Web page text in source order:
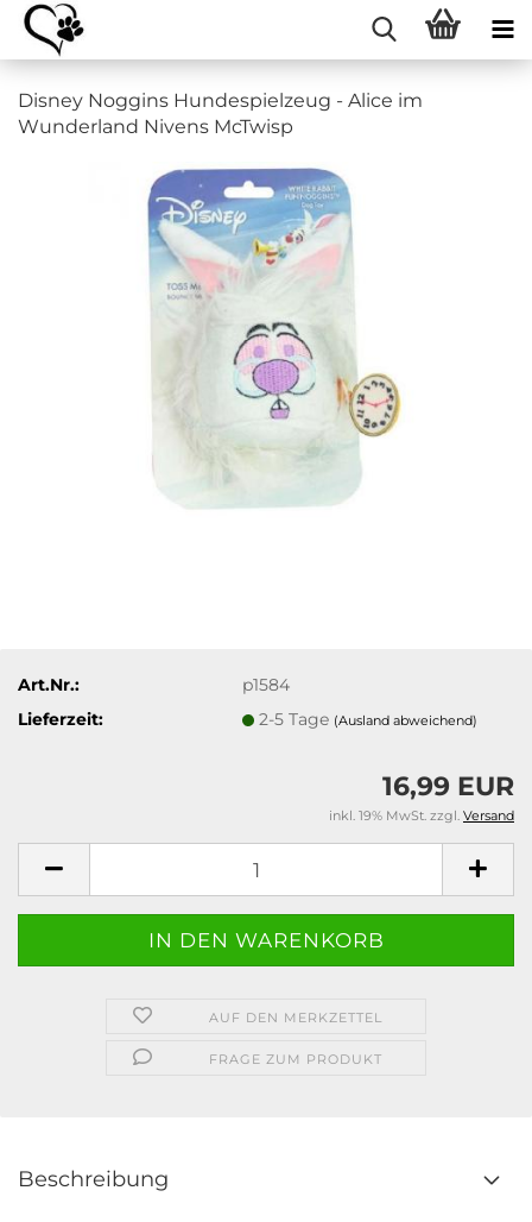
Disney Noggins Hundespielzeug - Alice im
Wunderland Nivens McTwisp
Art.Nr.:
p1584
Lieferzeit:
2-5 Tage (Ausland abweichend)
16,99 EUR
inkl. 19% MwSt. zzgl. Versand
AUF DEN MERKZETTEL
FRAGE ZUM PRODUKT
Beschreibung